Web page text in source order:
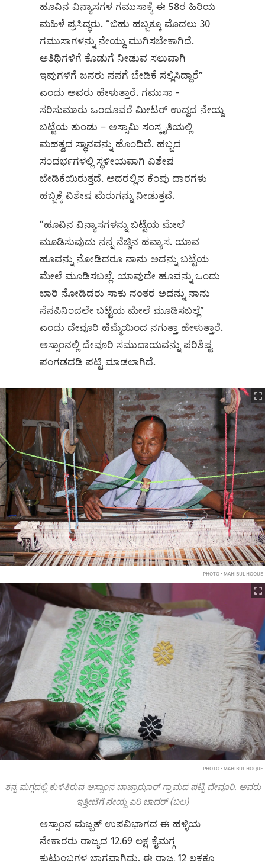
ಹೂವಿನ ವಿನ್ಯಾಸಗಳ ಗಮುಸಾಕ್ಕೆ ಈ 58ರ ಹಿರಿಯ
ಮಹಿಳೆ ಪ್ರಸಿದ್ಧರು. “ಬಿಹು ಹಬ್ಬಕ್ಕೂ ಮೊದಲು 30
ಗಮುಸಾಗಳನ್ನು ನೇಯ್ದು ಮುಗಿಸಬೇಕಾಗಿದೆ.
ಅತಿಥಿಗಳಿಗೆ ಕೊಡುಗೆ ನೀಡುವ ಸಲುವಾಗಿ
ಇವುಗಳಿಗೆ ಜನರು ನನಗೆ ಬೇಡಿಕೆ ಸಲ್ಲಿಸಿದ್ದಾರೆ”
ಎಂದು ಅವರು ಹೇಳುತ್ತಾರೆ. ಗಮುಸಾ -
ಸರಿಸುಮಾರು ಒಂದೂವರೆ ಮೀಟರ್ ಉದ್ದದ ನೇಯ್ದ
ಬಟ್ಟೆಯ ತುಂಡು – ಅಸ್ಸಾಮಿ ಸಂಸ್ಕೃತಿಯಲ್ಲಿ
ಮಹತ್ವದ ಸ್ಥಾನವನ್ನು ಹೊಂದಿದೆ. ಹಬ್ಬದ
ಸಂದರ್ಭಗಳಲ್ಲಿ ಸ್ಥಳೀಯವಾಗಿ ವಿಶೇಷ
ಬೇಡಿಕೆಯಿರುತ್ತದೆ. ಅದರಲ್ಲಿನ ಕೆಂಪು ದಾರಗಳು
ಹಬ್ಬಕ್ಕೆ ವಿಶೇಷ ಮೆರುಗನ್ನು ನೀಡುತ್ತವೆ.
“ಹೂವಿನ ವಿನ್ಯಾಸಗಳನ್ನು ಬಟ್ಟೆಯ ಮೇಲೆ
ಮೂಡಿಸುವುದು ನನ್ನ ನೆಚ್ಚಿನ ಹವ್ಯಾಸ. ಯಾವ
ಹೂವನ್ನು ನೋಡಿದರೂ ನಾನು ಅದನ್ನು ಬಟ್ಟೆಯ
ಮೇಲೆ ಮೂಡಿಸಬಲ್ಲೆ. ಯಾವುದೇ ಹೂವನ್ನು ಒಂದು
ಬಾರಿ ನೋಡಿದರು ಸಾಕು ನಂತರ ಅದನ್ನು ನಾನು
ನೆನಪಿನಿಂದಲೇ ಬಟ್ಟೆಯ ಮೇಲೆ ಮೂಡಿಸಬಲ್ಲೆ”
ಎಂದು ದೇವೂರಿ ಹೆಮ್ಮೆಯಿಂದ ನಗುತ್ತಾ ಹೇಳುತ್ತಾರೆ.
ಅಸ್ಸಾಂನಲ್ಲಿ ದೇವೂರಿ ಸಮುದಾಯವನ್ನು ಪರಿಶಿಷ್ಟ
ಪಂಗಡದಡಿ ಪಟ್ಟಿ ಮಾಡಲಾಗಿದೆ.
PHOTO • MAHIBUL HOQUE
PHOTO • MAHIBUL HOQUE
ತನ್ನ ಮಗ್ಗದಲ್ಲಿ ಕುಳಿತಿರುವ ಅಸ್ಸಾಂನ ಬಾಜ್ರಾಝಾರ್ ಗ್ರಾಮದ ಪಟ್ನಿ ದೇವೂರಿ. ಅವರು
ಇತ್ತೀಚೆಗೆ ನೇಯ್ದ ಎರಿ ಚಾದರ್ (ಬಲ)
ಅಸ್ಸಾಂನ ಮಜ್ಬತ್ ಉಪವಿಭಾಗದ ಈ ಹಳ್ಳಿಯ
ನೇಕಾರರು ರಾಜ್ಯದ 12.69 ಲಕ್ಷ ಕೈಮಗ್ಗ
ಕುಟುಂಬಗಳ ಭಾಗವಾಗಿದ್ದು, ಈ ರಾಜ್ಯ 12 ಲಕ್ಷಕ್ಕೂ